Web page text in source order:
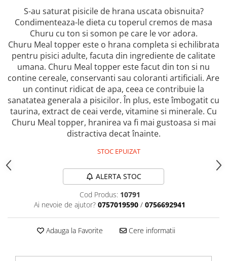
Lese, Zgarzi & Hamuri
Perii si Piepteni
Produse Igiena si Ingrijire
Saltele cu efect de racire
Suplimente
S-au saturat pisicile de hrana uscata obisnuita?
Condimenteaza-le dieta cu toperul cremos de masa
Churu cu ton si somon pe care le vor adora.
Churu Meal topper este o hrana completa si echilibrata
pentru pisici adulte, facuta din ingrediente de calitate
umana. Churu Meal topper este facut din ton si nu
contine cereale, conservanti sau coloranti artificiali. Are
un continut ridicat de apa, ceea ce contribuie la
sanatatea generala a pisicilor. În plus, este îmbogatit cu
taurina, extract de ceai verde, vitamine si minerale. Cu
Churu Meal topper, hranirea va fi mai gustoasa si mai
distractiva decat înainte.
STOC EPUIZAT
ALERTA STOC
Cod Produs: 10791
Ai nevoie de ajutor? 0757019590 / 0756692941
Adauga la Favorite Cere informatii